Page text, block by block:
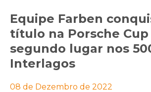
Equipe Farben
título na Porsche Cup
segundo lugar nos
Interlagos
08 de Dezembro de 2022